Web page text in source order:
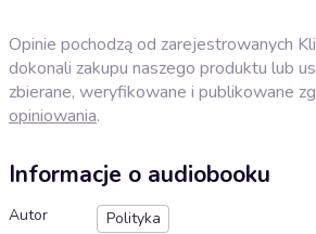
Opinie pochodzą od zarejestrowanych
dokonali zakupu naszego produktu lub
zbierane, weryfikowane i publikowane
opiniowania.
Informacje o audiobooku
Autor
Polityka